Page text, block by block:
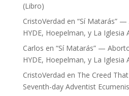
(Libro)
CristoVerdad en “Sí Matarás”
HYDE, Hoepelman, y La Iglesia
Carlos en “Sí Matarás” —
HYDE, Hoepelman, y La Iglesia
CristoVerdad en The Creed
Seventh-day Adventist